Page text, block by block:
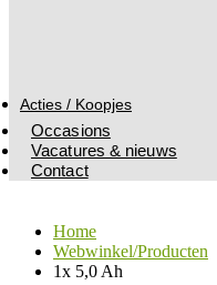
Acties / Koopjes
Occasions
Vacatures & nieuws
Contact
Home
Webwinkel/Producten
1x 5,0 Ah